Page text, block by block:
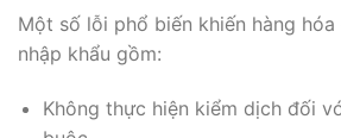
Một số lỗi phổ biến khiến hàng
nhập khẩu gồm:
Không thực hiện kiểm dịch đối